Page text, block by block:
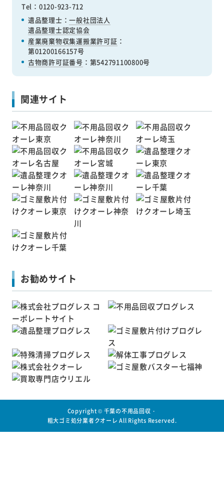
Tel：0120-923-712
遺品整理士：一般社団法人
遺品整理士認定協会
産業廃棄物収集運搬業許可証 ：
第01200166157号
古物商許可証番号 ：第542791100800号
関連サイト
お勧めサイト
Copyright © 千葉の不用品回収・
粗大ゴミ処分業者クオーレ All Rights Reserved.